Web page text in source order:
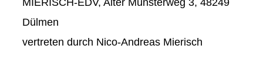
MIERISCH-EDV, Alter Münsterweg 3, 48249
Dülmen
vertreten durch Nico-Andreas Mierisch